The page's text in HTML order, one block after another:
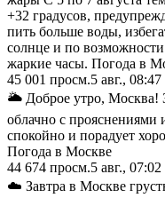
+32 градусов,
пить больше воды,
солнце и по
жаркие часы. Погода в
45 001 просм.5 авг., 08:47
🌥 Доброе утро, Москва!
облачно с прояснениями
спокойно и порадует
Погода в Москве
44 674 просм.5 авг., 07:02
☁️ Завтра в Москве